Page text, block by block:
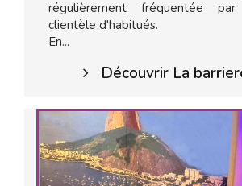
régulièrement fréquentée
clientèle d'habitués.
En...
Découvrir La